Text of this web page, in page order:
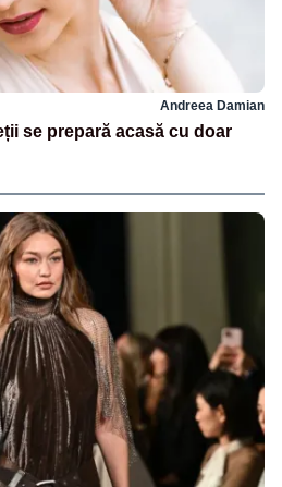
Andreea Damian
se prepară acasă cu doar